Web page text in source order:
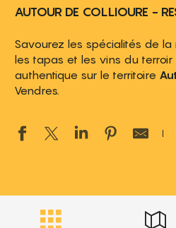
AUTOUR DE COLLIOURE -
Savourez les spécialités de la
les tapas et les vins du
authentique sur le territoire
Vendres.